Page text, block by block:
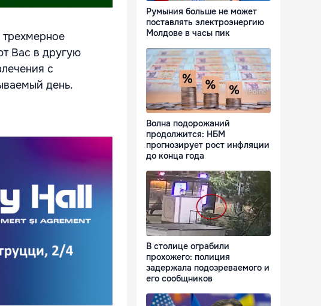
Вас в другую
с
день.
Румыния больше не может
поставлять электроэнергию
Молдове в часы пик
Волна подорожаний
продолжится: НБМ
прогнозирует рост инфляции
до конца года
В столице ограбили
прохожего: полиция
задержала подозреваемого и
его сообщников